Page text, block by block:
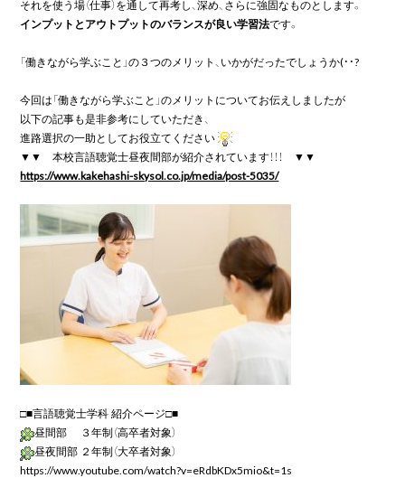
インプットとアウトプットのバランスが良い学習法です。
「働きながら学ぶこと」の３つのメリット、いかがだったでしょうか(・・?
今回は「働きながら学ぶこと」のメリットについてお伝えしましたが
以下の記事も是非参考にしていただき、
進路選択の一助としてお役立てください
https://www.kakehashi-skysol.co.jp/media/post-5035/
昼間部　 ３年制（高卒者対象）
昼夜間部 ２年制（大卒者対象）